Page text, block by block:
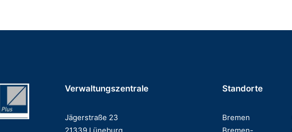
Verwaltungszentrale
Jägerstraße 23
Standorte
Bremen